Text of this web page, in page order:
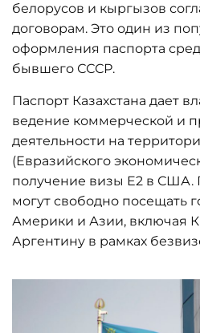
белорусов и кыргызов
договорам. Это один из
оформления паспорта
бывшего СССР.
Паспорт Казахстана дает
ведение коммерческой и
деятельности на
(Евразийского
получение визы E2 в США.
могут свободно посещать
Америки и Азии, включая
Аргентину в рамках